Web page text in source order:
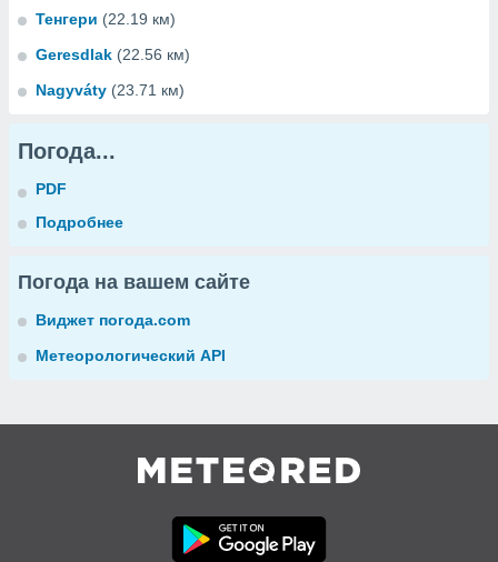
Тенгери (22.19 км)
Geresdlak (22.56 км)
Nagyváty (23.71 км)
Погода...
PDF
Подробнее
Погода на вашем сайте
Виджет погода.com
Метеорологический API